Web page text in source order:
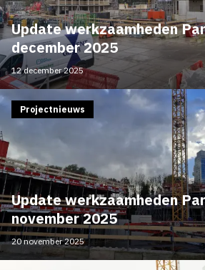
Update werkzaamheden
december 2025
12 december 2025
Update werkzaamheden
november 2025
Projectnieuws
20 november 2025